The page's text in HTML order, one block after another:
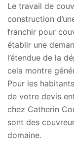
Le travail de
construction
franchir pour
établir une
l’étendue de la
cela montre
Pour les
de votre devis
chez Catherin
sont des
domaine.